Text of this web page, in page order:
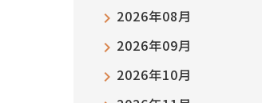
2026年08月
2026年09月
2026年10月